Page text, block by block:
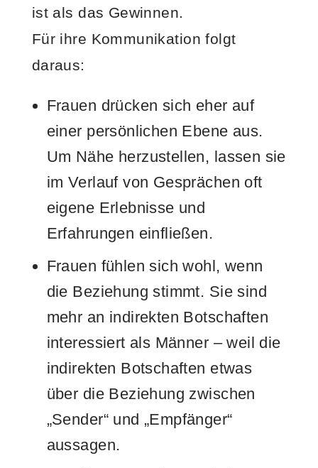
ist als das Gewinnen.
Für ihre Kommunikation folgt
daraus:
Frauen drücken sich eher auf
einer persönlichen Ebene aus.
Um Nähe herzustellen, lassen sie
im Verlauf von Gesprächen oft
eigene Erlebnisse und
Erfahrungen einfließen.
Frauen fühlen sich wohl, wenn
die Beziehung stimmt. Sie sind
mehr an indirekten Botschaften
interessiert als Männer – weil die
indirekten Botschaften etwas
über die Beziehung zwischen
„Sender“ und „Empfänger“
aussagen.